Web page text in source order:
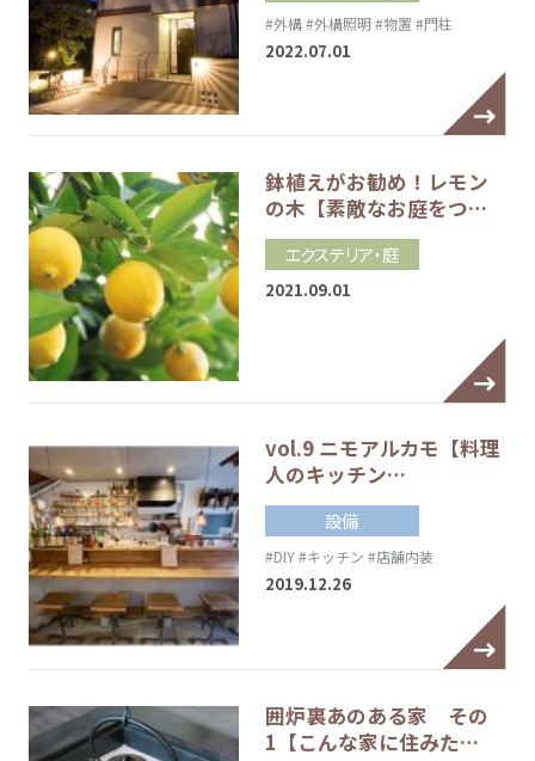
#外構#外構照明 #物置 #門柱
2022.07.01
鉢植えがお勧め！レモン
の木【素敵なお庭をつ…
エクステリア・庭
2021.09.01
vol.9 ニモアルカモ【料理
人のキッチン…
設備
#DIY#キッチン #店舗内装
2019.12.26
囲炉裏あのある家 その
1【こんな家に住みた…